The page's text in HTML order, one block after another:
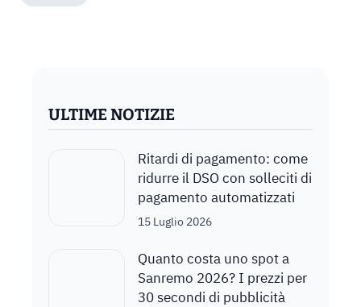
ULTIME NOTIZIE
Ritardi di pagamento: come
ridurre il DSO con solleciti di
pagamento automatizzati
15 Luglio 2026
Quanto costa uno spot a
Sanremo 2026? I prezzi per
30 secondi di pubblicità